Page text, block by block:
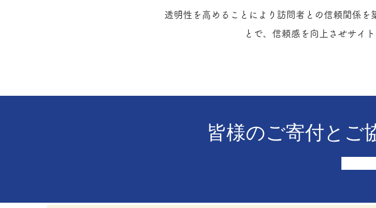
透明性を高めることにより訪問者との信頼関係
とで、信頼感を向上させサイ
皆様のご寄付とご